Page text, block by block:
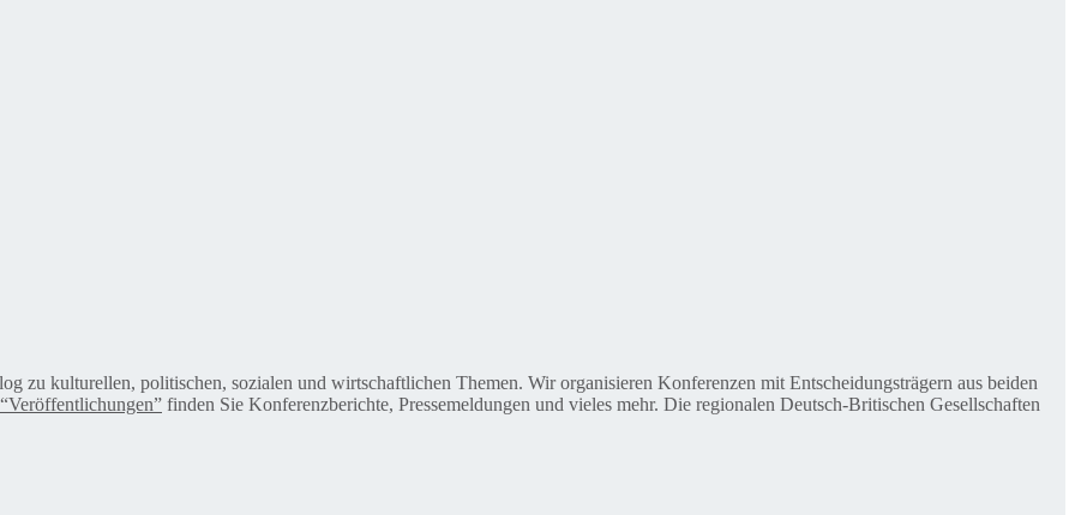
zu kulturellen, politischen, sozialen und wirtschaftlichen Themen. Wir organisieren Konferenzen mit Entscheidungsträgern aus beiden
“Veröffentlichungen” finden Sie Konferenzberichte, Pressemeldungen und vieles mehr. Die regionalen Deutsch-Britischen Gesellschaften